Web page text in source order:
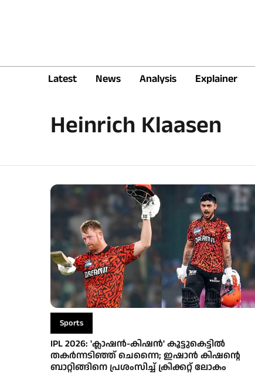
Latest News Analysis Explainer
Heinrich Klaasen
Sports
IPL 2026: 'ക്ലാഷന്‍-കിഷന്‍' കൂട്ടുകെട്ടില്‍
തകര്‍ന്നടിഞ്ഞ് ചെന്നൈ; ഇഷാന്‍ കിഷന്റെ
ബാറ്റിങ്ങിനെ പ്രശംസിച്ച് ക്രിക്കറ്റ് ലോകം